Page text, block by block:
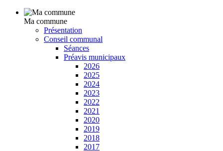
Ma commune
Présentation
Conseil communal
Séances
Préavis municipaux
2026
2025
2024
2023
2022
2021
2020
2019
2018
2017